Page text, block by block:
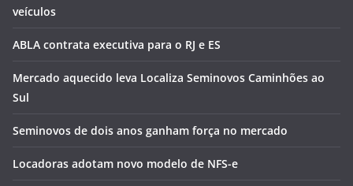
veículos
ABLA contrata executiva para o RJ e ES
Mercado aquecido leva Localiza Seminovos Caminhões ao
Sul
Seminovos de dois anos ganham força no mercado
Locadoras adotam novo modelo de NFS-e